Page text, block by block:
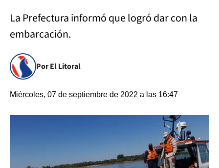
La Prefectura informó que logró dar con la
embarcación.
Por El Litoral
Miércoles, 07 de septiembre de 2022 a las 16:47